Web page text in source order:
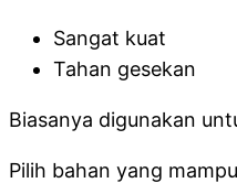
Sangat kuat
Tahan gesekan
Biasanya digunakan
Pilih bahan yang